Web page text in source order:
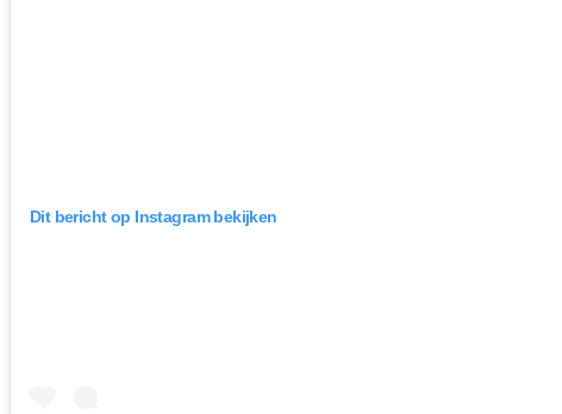
Dit bericht op Instagram bekijken